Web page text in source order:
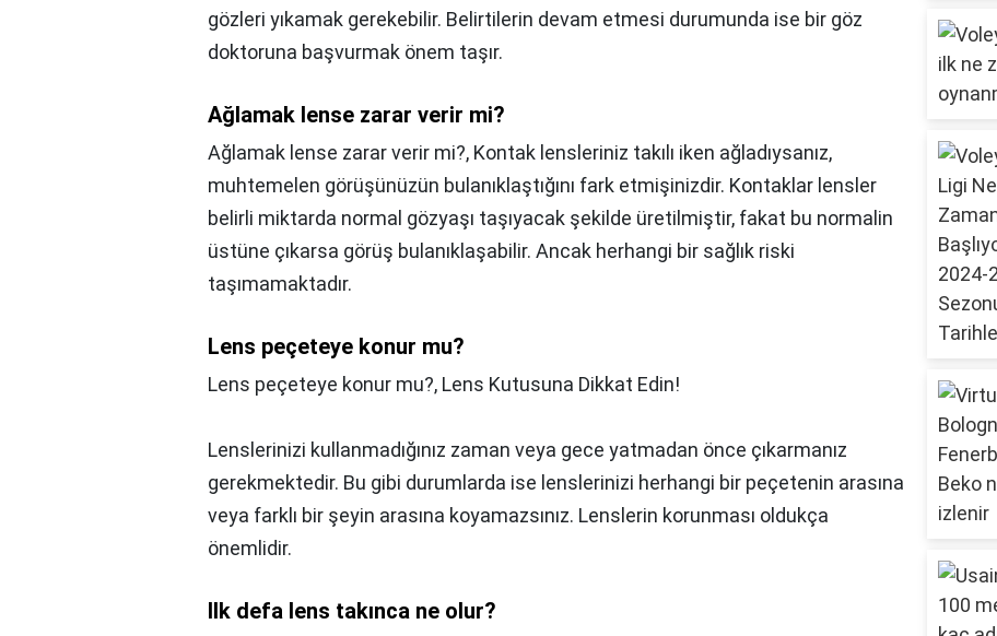
gözleri yıkamak gerekebilir. Belirtilerin devam etmesi durumunda ise bir göz
doktoruna başvurmak önem taşır.
Ağlamak lense zarar verir mi?
Ağlamak lense zarar verir mi?, Kontak lensleriniz takılı iken ağladıysanız,
muhtemelen görüşünüzün bulanıklaştığını fark etmişinizdir. Kontaklar lensler
belirli miktarda normal gözyaşı taşıyacak şekilde üretilmiştir, fakat bu normalin
üstüne çıkarsa görüş bulanıklaşabilir. Ancak herhangi bir sağlık riski
taşımamaktadır.
Lens peçeteye konur mu?
Lens peçeteye konur mu?, Lens Kutusuna Dikkat Edin!
Lenslerinizi kullanmadığınız zaman veya gece yatmadan önce çıkarmanız
gerekmektedir. Bu gibi durumlarda ise lenslerinizi herhangi bir peçetenin arasına
veya farklı bir şeyin arasına koyamazsınız. Lenslerin korunması oldukça
önemlidir.
Ilk defa lens takınca ne olur?